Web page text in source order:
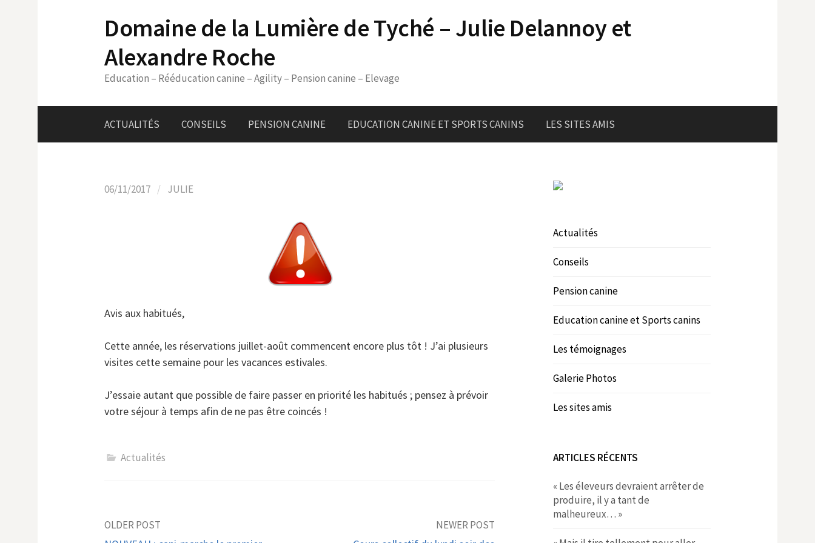
Domaine de la Lumière de Tyché – Julie Delannoy et
Alexandre Roche
Education – Rééducation canine – Agility – Pension canine – Elevage
ACTUALITÉS CONSEILS PENSION CANINE EDUCATION CANINE ET SPORTS CANINS LES SITES AMIS
06/11/2017 / JULIE
Avis aux habitués,
Cette année, les réservations juillet-août commencent encore plus tôt ! J’ai plusieurs
visites cette semaine pour les vacances estivales.
J’essaie autant que possible de faire passer en priorité les habitués ; pensez à prévoir
votre séjour à temps afin de ne pas être coincés !
Actualités
Post
OLDER POST NEWER POST
Actualités
Conseils
Pension canine
Education canine et Sports canins
Les témoignages
Galerie Photos
Les sites amis
ARTICLES RÉCENTS
« Les éleveurs devraient arrêter de
produire, il y a tant de
malheureux… »